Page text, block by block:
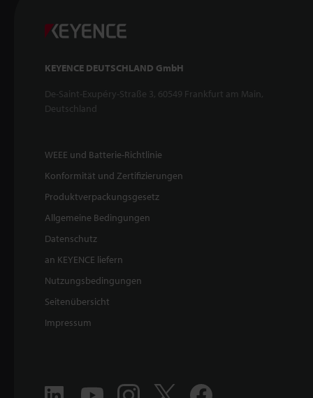
KEYENCE DEUTSCHLAND GmbH
De-Saint-Exupéry-Straße 3, 60549 Frankfurt am Main,
Deutschland
WEEE und Batterie-Richtlinie
Konformität und Zertifizierungen
Produktverpackungsgesetz
Allgemeine Bedingungen
Datenschutz
an KEYENCE liefern
Nutzungsbedingungen
Seitenübersicht
Impressum